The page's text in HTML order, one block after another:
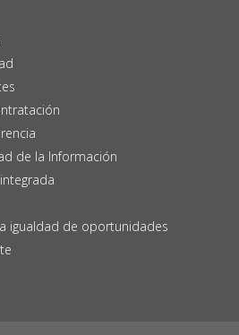
de la Información
igualdad de oportunidades